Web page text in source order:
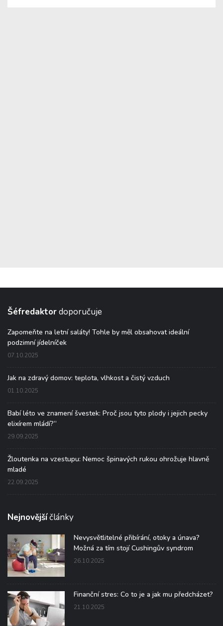
Šéfredaktordoporučuje
Zapomeňte na letní saláty! Tohle by měl obsahovat ideální
podzimní jídelníček
07.10.2025
Jak na zdravý domov: teplota, vlhkost a čistý vzduch
01.10.2025
Babí léto ve znamení švestek: Proč jsou tyto plody i jejich pecky
elixírem mládí?“
29.09.2025
Žloutenka na vzestupu: Nemoc špinavých rukou ohrožuje hlavně
mladé
22.09.2025
Nejnovějšíčlánky
Nevysvětlitelné přibírání, otoky a únava?
Možná za tím stojí Cushingův syndrom
26.10.2025
Finanční stres: Co to je a jak mu předcházet?
21.10.2025